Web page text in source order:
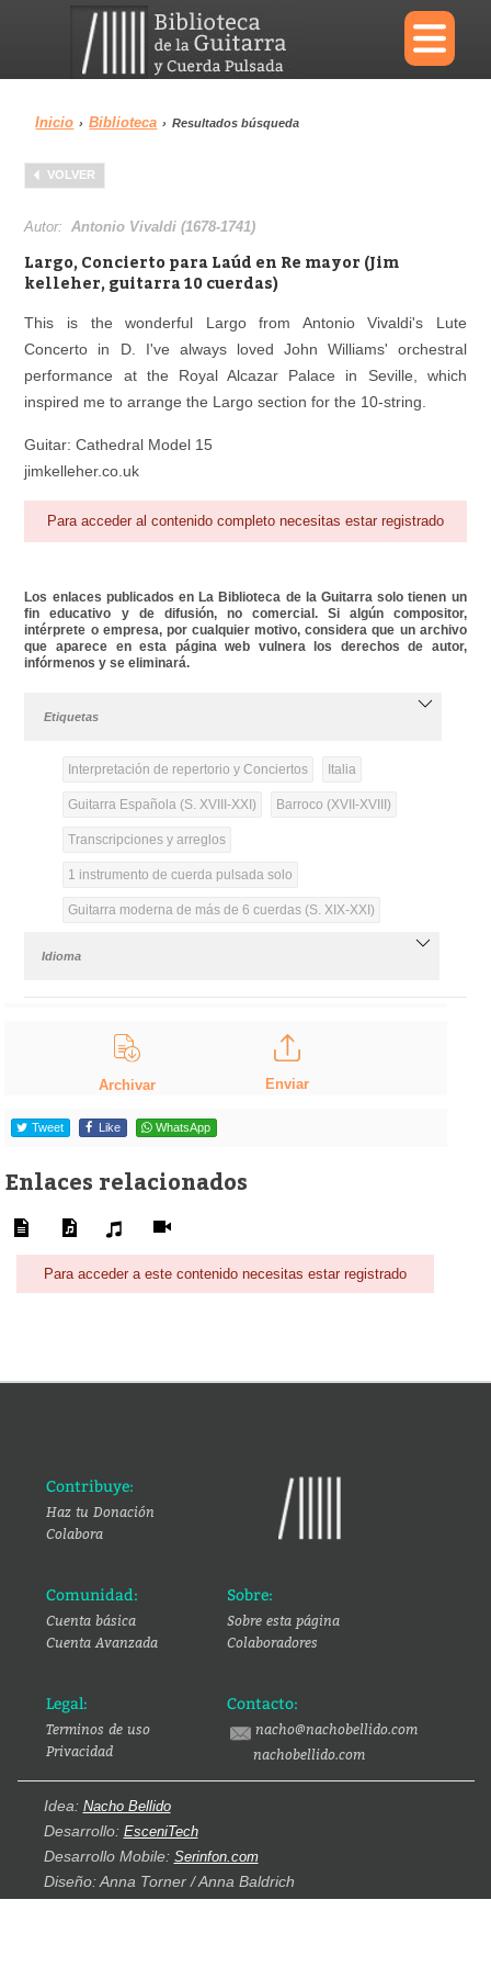
×
Menu
Biblioteca
Inicio › Biblioteca › Resultados búsqueda
VOLVER
Autor:Antonio Vivaldi (1678-1741)
Largo, Concierto para Laúd en Re mayor (Jim
kelleher, guitarra 10 cuerdas)
This is the wonderful Largo from Antonio Vivaldi's Lute
Concerto in D. I've always loved John Williams' orchestral
performance at the Royal Alcazar Palace in Seville, which
inspired me to arrange the Largo section for the 10-string.
Guitar: Cathedral Model 15
jimkelleher.co.uk
Para acceder al contenido completo necesitas estar registrado
Los enlaces publicados en La Biblioteca de la Guitarra solo tienen un
fin educativo y de difusión, no comercial. Si algún compositor,
intérprete o empresa, por cualquier motivo, considera que un archivo
que aparece en esta página web vulnera los derechos de autor,
infórmenos y se eliminará.
Etiquetas
Interpretación de repertorio y Conciertos Italia
Guitarra Española (S. XVIII-XXI) Barroco (XVII-XVIII)
Transcripciones y arreglos
1 instrumento de cuerda pulsada solo
Guitarra moderna de más de 6 cuerdas (S. XIX-XXI)
Idioma
Archivar Enviar
Tweet Like WhatsApp
Enlaces relacionados
Para acceder a este contenido necesitas estar registrado
Contribuye:
Haz tu Donación
Colabora
Comunidad:
Cuenta básica
Cuenta Avanzada
Sobre:
Sobre esta página
Colaboradores
Legal:
Terminos de uso
Privacidad
Contacto:
nacho@nachobellido.com
nachobellido.com
Idea: Nacho Bellido
Desarrollo: EsceniTech
Desarrollo Mobile: Serinfon.com
Diseño: Anna Torner / Anna Baldrich